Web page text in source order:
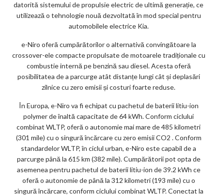
datorită sistemului de propulsie electric de ultimă generație, ce
utilizează o tehnologie nouă dezvoltată în mod special pentru
automobilele electrice Kia.
e-Niro oferă cumpărătorilor o alternativă convingătoare la
crossover-ele compacte propulsate de motoarele tradiționale cu
combustie internă pe benzină sau diesel. Acesta oferă
posibilitatea de a parcurge atât distanțe lungi cât și deplasări
zilnice cu zero emisii și costuri foarte reduse.
În Europa, e-Niro va fi echipat cu pachetul de baterii litiu-ion
polymer de înaltă capacitate de 64 kWh. Conform ciclului
combinat WLTP, oferă o autonomie mai mare de 485 kilometri
(301 mile) cu o singură încărcare cu zero emisii CO2 . Conform
standardelor WLTP, în ciclul urban, e-Niro este capabil de a
parcurge până la 615 km (382 mile). Cumpărătorii pot opta de
asemenea pentru pachetul de baterii litiu-ion de 39.2 kWh ce
oferă o autonomie de până la 312 kilometri (193 mile) cu o
singură încărcare, conform ciclului combinat WLTP. Conectat la